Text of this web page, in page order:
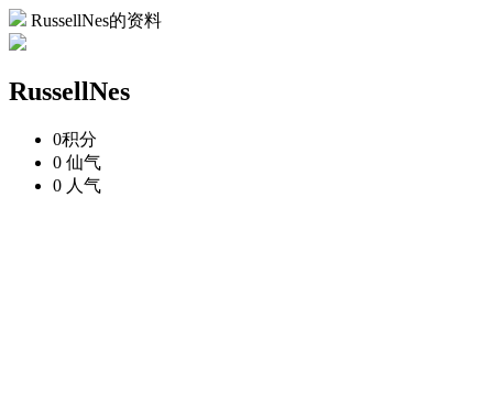
RussellNes的资料
RussellNes
0积分
0 仙气
0 人气